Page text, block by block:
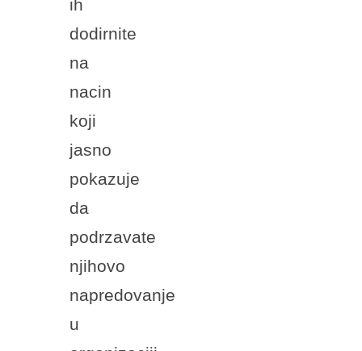
ih
dodirnite
na
nacin
koji
jasno
pokazuje
da
podrzavate
njihovo
napredovanje
u